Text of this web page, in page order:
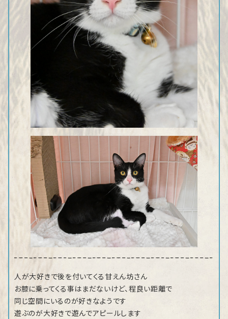
人が大好きで後を付いてくる甘えん坊さん
お膝に乗ってくる事はまだないけど、程良い距離で
同じ空間にいるのが好きなようです
遊ぶのが大好きで遊んでアピールします